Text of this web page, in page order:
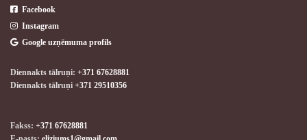
 Facebook
 Instagram
Google uzņēmuma profils
Diennakts tālruņi: +371 67628881
Diennakts tālruņi +371 29510356
Fakss: +371 67628881